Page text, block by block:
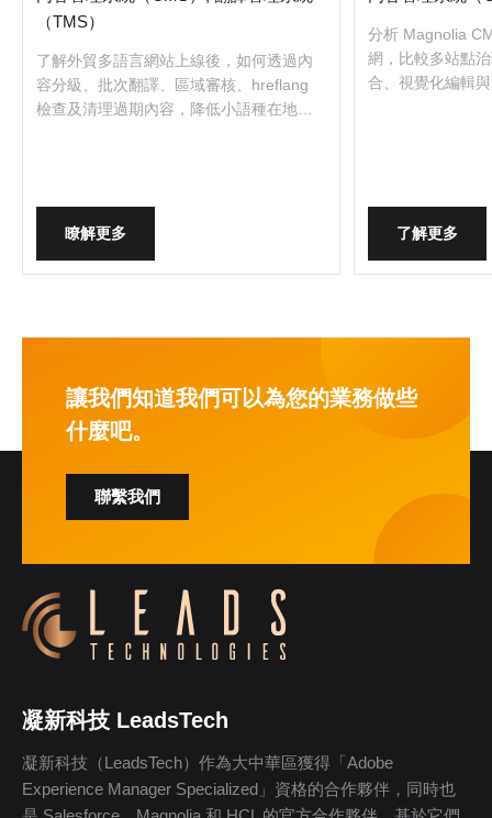
（TMS）
了解外貿多語言網站上線後，如何透過內
容分級、批次翻譯、區域審核、hreflang
檢查及清理過期內容，降低小語種在地化
瞭解更多
分析 Magnolia
網，比較多站點
合、視覺化編輯
了解更多
讓我們知道我們可以為您的業務做些
什麼吧。
聯繫我們
凝新科技 LeadsTech
凝新科技（LeadsTech）作為大中華區獲得「Adobe
Experience Manager Specialized」資格的合作夥伴，同時也